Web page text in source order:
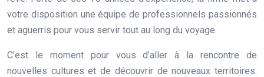
votre disposition une équipe de professionnels passionnés
et aguerris pour vous servir tout au long du voyage.
C’est le moment pour vous d’aller à la rencontre de
nouvelles cultures et de découvrir de nouveaux territoires.